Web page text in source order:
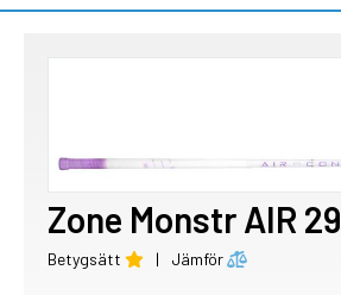
Zone Monstr AIR 29
Betygsätt | Jämför